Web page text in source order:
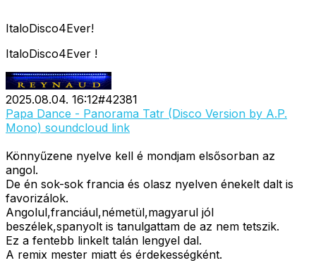
ItaloDisco4Ever!
ItaloDisco4Ever !
2025.08.04. 16:12#42381
Papa Dance - Panorama Tatr (Disco Version by A.P.
Mono) soundcloud link
Könnyűzene nyelve kell é mondjam elsősorban az
angol.
De én sok-sok francia és olasz nyelven énekelt dalt is
favorizálok.
Angolul,franciául,németül,magyarul jól
beszélek,spanyolt is tanulgattam de az nem tetszik.
Ez a fentebb linkelt talán lengyel dal.
A remix mester miatt és érdekességként.